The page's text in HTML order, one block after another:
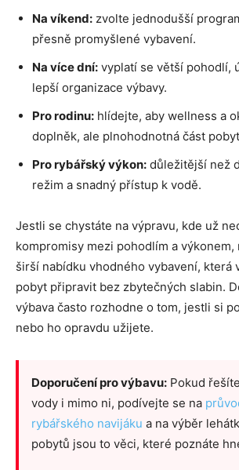
Na víkend: zvolte jednodušší
přesně promyšlené vybavení.
Na více dní: vyplatí se větší pohodlí,
lepší organizace výbavy.
Pro rodinu: hlídejte, aby wellness a
doplněk, ale plnohodnotná část
Pro rybářský výkon: důležitější než
režim a snadný přístup k vodě.
Jestli se chystáte na výpravu, kde už
kompromisy mezi pohodlím a výkonem,
širší nabídku vhodného vybavení, která
pobyt připravit bez zbytečných slabin.
výbava často rozhodne o tom, jestli si
nebo ho opravdu užijete.
Doporučení pro výbavu: Pokud
vody i mimo ni, podívejte se na
rybářského navijáku a na výběr
pobytů jsou to věci, které poznáte